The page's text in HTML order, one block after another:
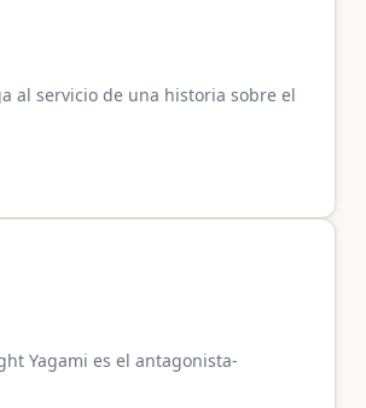
al servicio de una historia sobre el
Yagami es el antagonista-